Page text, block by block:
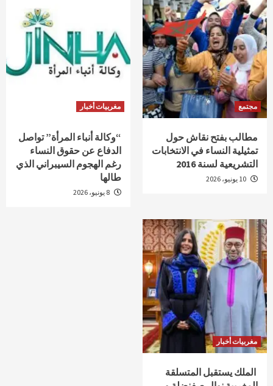
مجتمع
مطالب بفتح نقاش حول
تمثيلية النساء في الانتخابات
التشريعية لسنة 2016
مغربيات أخبار
“وكالة أنباء المرأة” تواصل
الدفاع عن حقوق النساء
رغم الهجوم السيبراني الذي
طالها
مغربيات أخبار
الملك يستقبل المتسلقة